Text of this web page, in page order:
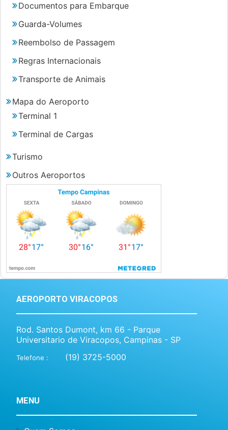
Documentos para Embarque
Guarda-Volumes
Reembolso de Passagem
Regras Internacionais
Transporte de Animais
Mapa do Aeroporto
Terminal 1
Terminal de Cargas
Turismo
Outros Aeroportos
AEROPORTO VIRACOPOS
Rod. Santos Dumont, km 66 - Parque
Universitario de Viracopos, Campinas - SP
Telefone : (19) 3725-5000
MENU